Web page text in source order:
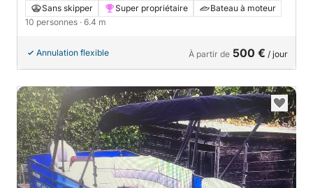
PONTON 21
Sans skipper Super propriétaire
Bateau à moteur
10 personnes · 6.4 m
Annulation flexible À partir de 500 € / jour